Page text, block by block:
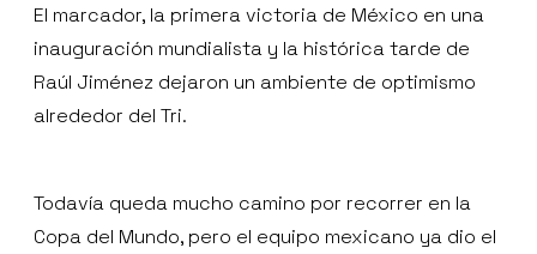
El marcador, la primera victoria de México en una
inauguración mundialista y la histórica tarde de
Raúl Jiménez dejaron un ambiente de optimismo
alrededor del Tri.
Todavía queda mucho camino por recorrer en la
Copa del Mundo, pero el equipo mexicano ya dio el